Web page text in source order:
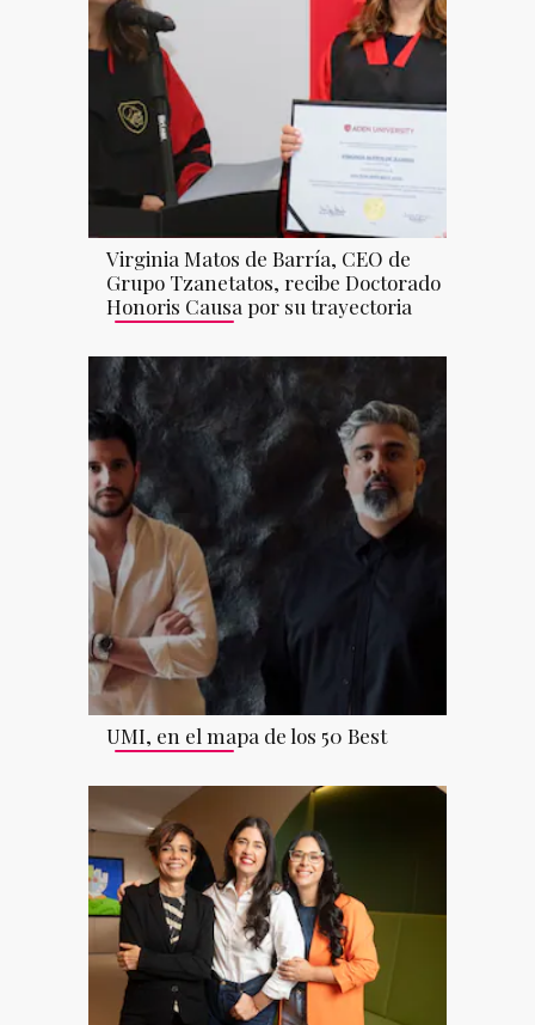
Virginia Matos de Barría, CEO de
Grupo Tzanetatos, recibe Doctorado
Honoris Causa por su trayectoria
UMI, en el mapa de los 50 Best